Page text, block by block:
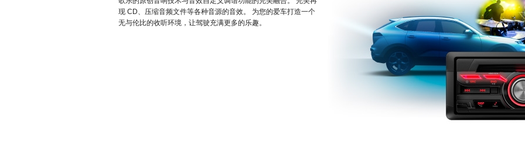
现 CD、压缩音频文件等各种音源的音效。 为您的爱车打造一个
无与伦比的收听环境，让驾驶充满更多的乐趣。